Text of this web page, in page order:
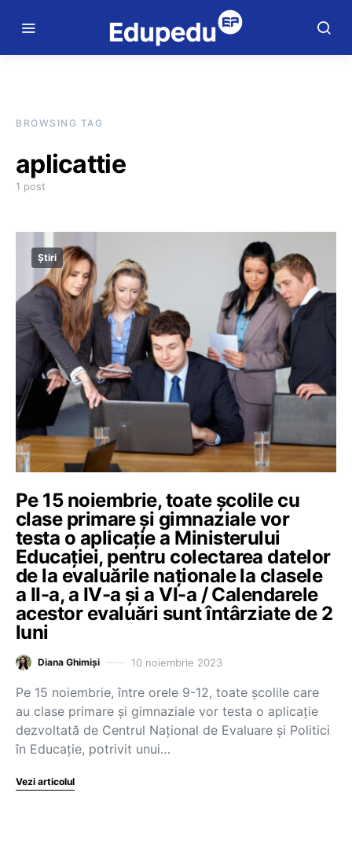
BROWSING TAG
aplicattie
1 post
Știri
Pe 15 noiembrie, toate școlile cu
clase primare și gimnaziale vor
testa o aplicație a Ministerului
Educației, pentru colectarea datelor
de la evaluările naționale la clasele
a II-a, a IV-a și a VI-a / Calendarele
acestor evaluări sunt întârziate de 2
luni
Diana Ghimiși 10 noiembrie 2023
Pe 15 noiembrie, între orele 9-12, toate școlile care
au clase primare și gimnaziale vor testa o aplicație
dezvoltată de Centrul Național de Evaluare și Politici
în Educație, potrivit unui…
Vezi articolul